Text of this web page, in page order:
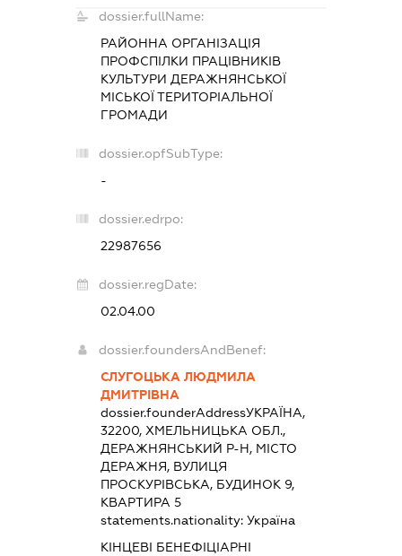
dossier.fullName:
РАЙОННА ОРГАНІЗАЦІЯ
ПРОФСПІЛКИ ПРАЦІВНИКІВ
КУЛЬТУРИ ДЕРАЖНЯНСЬКОЇ
МІСЬКОЇ ТЕРИТОРІАЛЬНОЇ
ГРОМАДИ
dossier.opfSubType:
-
dossier.edrpo:
22987656
dossier.regDate:
02.04.00
dossier.foundersAndBenef:
СЛУГОЦЬКА ЛЮДМИЛА
ДМИТРІВНА
dossier.founderAddressУКРАЇНА,
32200, ХМЕЛЬНИЦЬКА ОБЛ.,
ДЕРАЖНЯНСЬКИЙ Р-Н, МІСТО
ДЕРАЖНЯ, ВУЛИЦЯ
ПРОСКУРІВСЬКА, БУДИНОК 9,
КВАРТИРА 5
statements.nationality:Україна
КІНЦЕВІ БЕНЕФІЦІАРНІ